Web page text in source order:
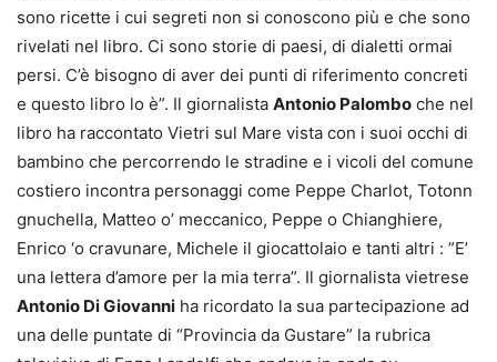
sono ricette i cui segreti non si conoscono più e che sono
rivelati nel libro. Ci sono storie di paesi, di dialetti ormai
persi. C’è bisogno di aver dei punti di riferimento concreti
e questo libro lo è”. Il giornalista Antonio Palombo che nel
libro ha raccontato Vietri sul Mare vista con i suoi occhi di
bambino che percorrendo le stradine e i vicoli del comune
costiero incontra personaggi come Peppe Charlot, Totonn
gnuchella, Matteo o’ meccanico, Peppe o Chianghiere,
Enrico ‘o cravunare, Michele il giocattolaio e tanti altri : ”E’
una lettera d’amore per la mia terra”. Il giornalista vietrese
Antonio Di Giovanni ha ricordato la sua partecipazione ad
una delle puntate di “Provincia da Gustare” la rubrica